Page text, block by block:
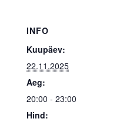
INFO
Kuupäev:
22.11.2025
Aeg:
20:00 - 23:00
Hind: